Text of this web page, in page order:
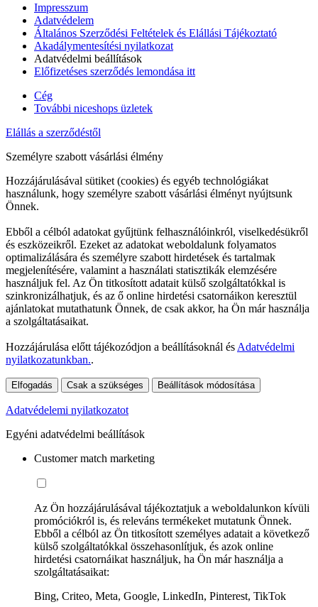
Impresszum
Adatvédelem
Általános Szerződési Feltételek és Elállási Tájékoztató
Akadálymentesítési nyilatkozat
Adatvédelmi beállítások
Előfizetéses szerződés lemondása itt
Cég
További niceshops üzletek
Elállás a szerződéstől
Személyre szabott vásárlási élmény
Hozzájárulásával sütiket (cookies) és egyéb technológiákat
használunk, hogy személyre szabott vásárlási élményt nyújtsunk
Önnek.
Ebből a célból adatokat gyűjtünk felhasználóinkról, viselkedésükről
és eszközeikről. Ezeket az adatokat weboldalunk folyamatos
optimalizálására és személyre szabott hirdetések és tartalmak
megjelenítésére, valamint a használati statisztikák elemzésére
használjuk fel. Az Ön titkosított adatait külső szolgáltatókkal is
szinkronizálhatjuk, és az ő online hirdetési csatornáikon keresztül
ajánlatokat mutathatunk Önnek, de csak akkor, ha Ön már használja
a szolgáltatásaikat.
Hozzájárulása előtt tájékozódjon a beállításoknál és Adatvédelmi
nyilatkozatunkban..
Elfogadás Csak a szükséges Beállítások módosítása
Adatvédelemi nyilatkozatot
Egyéni adatvédelmi beállítások
Customer match marketing
Az Ön hozzájárulásával tájékoztatjuk a weboldalunkon kívüli
promóciókról is, és releváns termékeket mutatunk Önnek.
Ebből a célból az Ön titkosított személyes adatait a következő
külső szolgáltatókkal összehasonlítjuk, és azok online
hirdetési csatornáikat használjuk, ha Ön már használja a
szolgáltatásaikat:
Bing, Criteo, Meta, Google, LinkedIn, Pinterest, TikTok